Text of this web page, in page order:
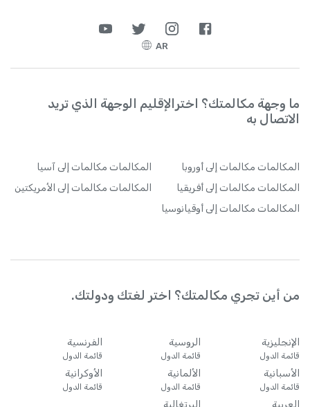
AR
ما وجهة مكالمتك؟ اخترالإقليم الوجهة الذي تريد
الاتصال به
المكالمات مكالمات إلى أوروبا المكالمات مكالمات إلى آسيا
المكالمات مكالمات إلى أفريقيا المكالمات مكالمات إلى الأمريكتين
المكالمات مكالمات إلى أوقيانوسيا
من أين تجري مكالمتك؟ اختر لغتك ودولتك.
الإنجليزية
قائمة الدول
الروسية
قائمة الدول
الفرنسية
قائمة الدول
الأسبانية
قائمة الدول
الألمانية
قائمة الدول
الأوكرانية
قائمة الدول
العربية البرتغالية